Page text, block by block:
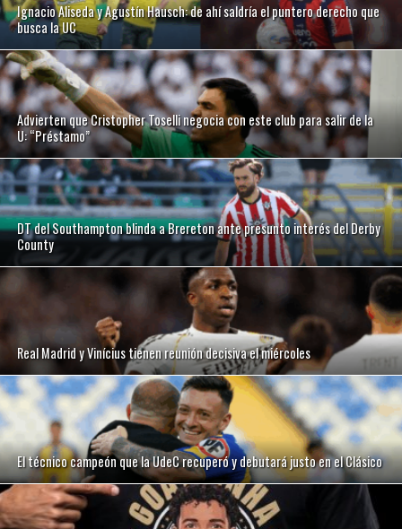
Ignacio Aliseda y Agustín Hausch: de ahí saldría el puntero derecho que
busca la UC
Advierten que Cristopher Toselli negocia con este club para salir de la
U: “Préstamo”
DT del Southampton blinda a Brereton ante presunto interés del Derby
County
Real Madrid y Vinícius tienen reunión decisiva el miércoles
El técnico campeón que la UdeC recuperó y debutará justo en el Clásico